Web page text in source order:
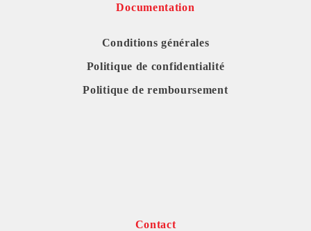
Documentation
Conditions générales
Politique de confidentialité
Politique de remboursement
Contact